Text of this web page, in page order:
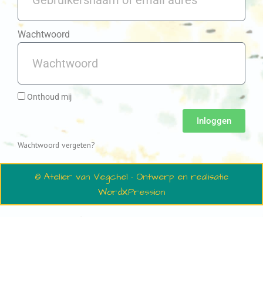
Wachtwoord
Onthoud mij
Inloggen
Wachtwoord vergeten?
© Atelier van Vegchel · Ontwerp en realisatie
WordXPression